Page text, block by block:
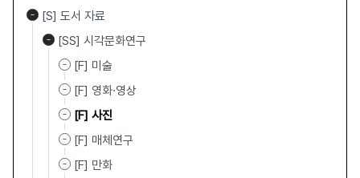
[S] 도서 자료
[SS] 시각문화연구
[F] 미술
[F] 영화·영상
[F] 사진
[F] 매체연구
[F] 만화